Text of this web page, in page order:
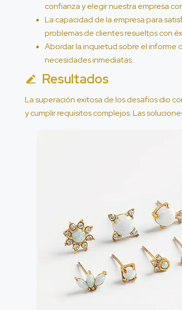
confianza y elegir nuestra empresa
La capacidad de la empresa para
problemas de clientes resueltos con
Abordar la inquietud sobre el informe
necesidades inmediatas..
Resultados
La superación exitosa de los desafíos dio
y cumplir requisitos complejos. Las